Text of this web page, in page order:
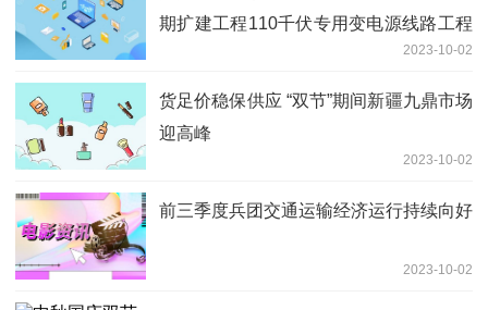
期扩建工程110千伏专用变电源线路工程
2023-10-02
货足价稳保供应 “双节”期间新疆九鼎市场
迎高峰
2023-10-02
前三季度兵团交通运输经济运行持续向好
2023-10-02